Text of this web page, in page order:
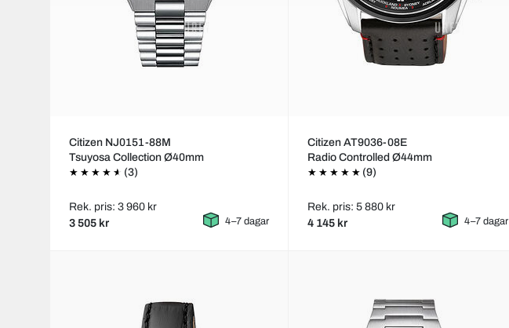
Citizen NJ0151-88M
Tsuyosa Collection Ø40mm
(3)
Rek. pris: 3 960 kr
3 505 kr 4–7 dagar
Citizen AT9036-08E
Radio Controlled Ø44mm
(9)
Rek. pris: 5 880 kr
4 145 kr 4–7 dagar